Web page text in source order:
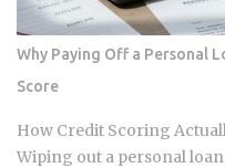
burned. The Great
Resale Market The
are mostly gone now. In
retail prices again by about
prices went up, the resale
actually stayed flat or even
Why Paying Off a Personal
Score
How Credit Scoring
Wiping out a personal